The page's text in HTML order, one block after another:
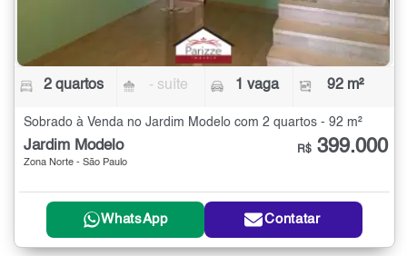
2 quartos - suíte 1 vaga 92 m²
Sobrado à Venda no Jardim Modelo com 2 quartos - 92 m²
Jardim Modelo
Zona Norte - São Paulo
R$ 399.000
WhatsApp Contatar